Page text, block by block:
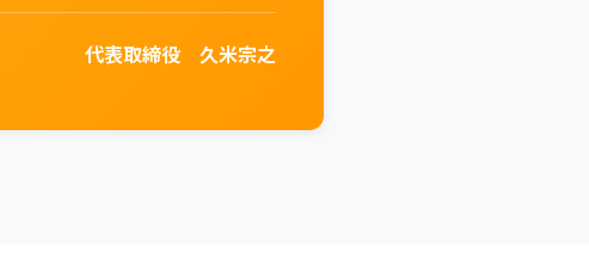
代表取締役 久米宗之